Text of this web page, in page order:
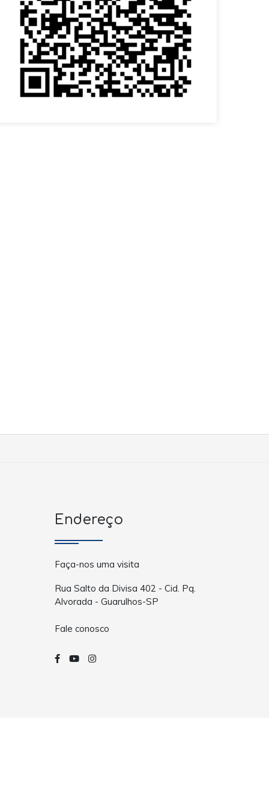
Endereço
Faça-nos uma visita
Rua Salto da Divisa 402 - Cid. Pq.
Alvorada - Guarulhos-SP
Fale conosco